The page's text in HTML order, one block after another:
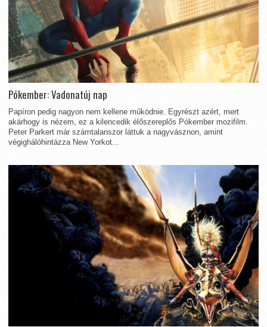
Pókember: Vadonatúj nap
Papíron pedig nagyon nem kellene működnie. Egyrészt azért, mert
akárhogy is nézem, ez a kilencedik élőszereplős Pókember mozifilm.
Peter Parkert már számtalanszor láttuk a nagyvásznon, amint
végighálóhintázza New Yorkot...